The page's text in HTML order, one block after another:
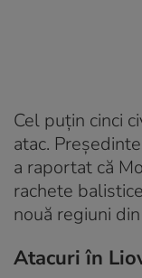
Cel puțin cinci
atac.
a raportat că
rachete
nouă regiuni
Atacuri în